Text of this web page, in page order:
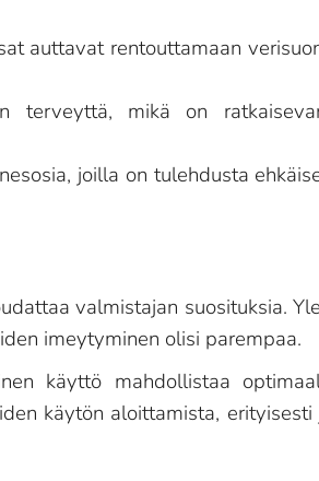
auttavat rentouttamaan
terveyttä, mikä on
joilla on tulehdusta
valmistajan suosituksia.
imeytyminen olisi parempaa.
käyttö mahdollistaa
käytön aloittamista,